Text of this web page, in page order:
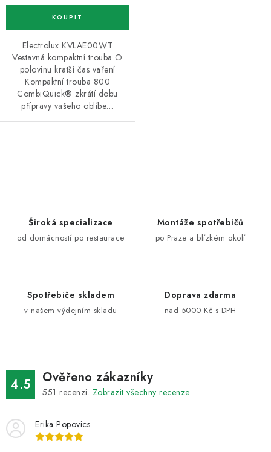
Electrolux KVLAE00WT
Vestavná kompaktní trouba O
polovinu kratší čas vaření
Kompaktní trouba 800
CombiQuick® zkrátí dobu
přípravy vašeho oblíbe…
y
s
u
Široká specializace
od domácností po restaurace
Montáže spotřebičů
po Praze a blízkém okolí
Spotřebiče skladem
v našem výdejním skladu
Doprava zdarma
nad 5000 Kč s DPH
4.5 Ověřeno zákazníky
551 recenzí. Zobrazit všechny recenze
Erika Popovics